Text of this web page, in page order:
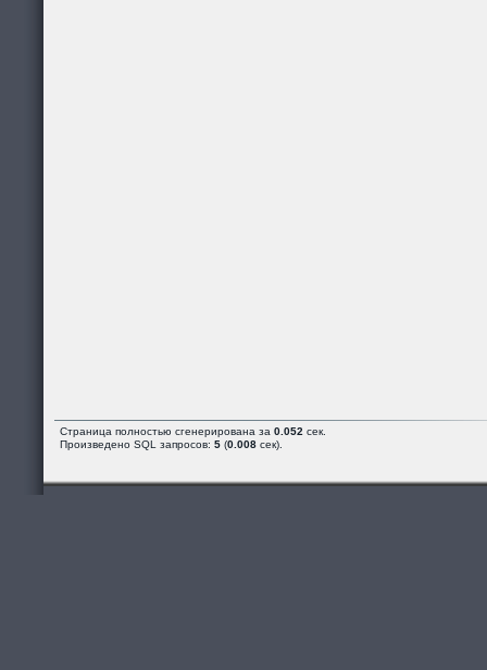
Страница полностью сгенерирована за 0.052 сек.
Произведено SQL запросов: 5 (0.008 сек).